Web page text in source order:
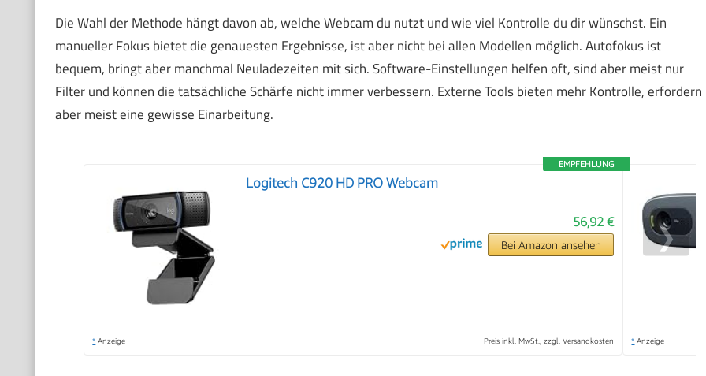
Die Wahl der Methode hängt davon ab, welche Webcam du nutzt und wie viel Kontrolle du dir wünschst. Ein
manueller Fokus bietet die genauesten Ergebnisse, ist aber nicht bei allen Modellen möglich. Autofokus ist
bequem, bringt aber manchmal Neuladezeiten mit sich. Software-Einstellungen helfen oft, sind aber meist nur
Filter und können die tatsächliche Schärfe nicht immer verbessern. Externe Tools bieten mehr Kontrolle, erfordern
aber meist eine gewisse Einarbeitung.
EMPFEHLUNG
Logitech C920 HD PRO Webcam
56,92 €
Bei Amazon ansehen
* Anzeige Preis inkl. MwSt., zzgl. Versandkosten * Anzeige
❯